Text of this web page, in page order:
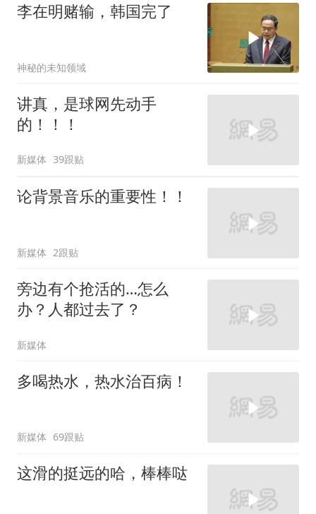
李在明赌输，韩国完了
神秘的未知领域
讲真，是球网先动手
的！！！
新媒体 39跟贴
论背景音乐的重要性！！
新媒体 2跟贴
旁边有个抢活的…怎么
办？人都过去了？
新媒体
多喝热水，热水治百病！
新媒体 69跟贴
这滑的挺远的哈，棒棒哒